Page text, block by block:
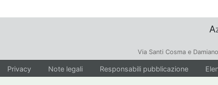
Via Santi Cosma e
Privacy Note legali Responsabili pubblicazione